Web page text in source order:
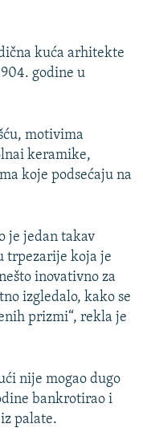
kuća arhitekte
godine u
motivima
keramike,
koje podsećaju na
je jedan takav
trpezarije koja je
inovativno za
izgledalo, kako se
prizmi“, rekla je
nije mogao dugo
bankrotirao i
palate.